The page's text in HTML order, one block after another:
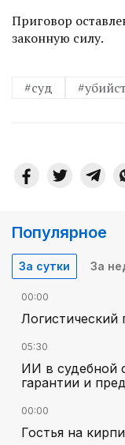
Приговор
законную силу.
#суд
Популярное
За сутки За
00:00
Логистический
05:30
ИИ в судебной
гарантии и
00:00
Гостья на